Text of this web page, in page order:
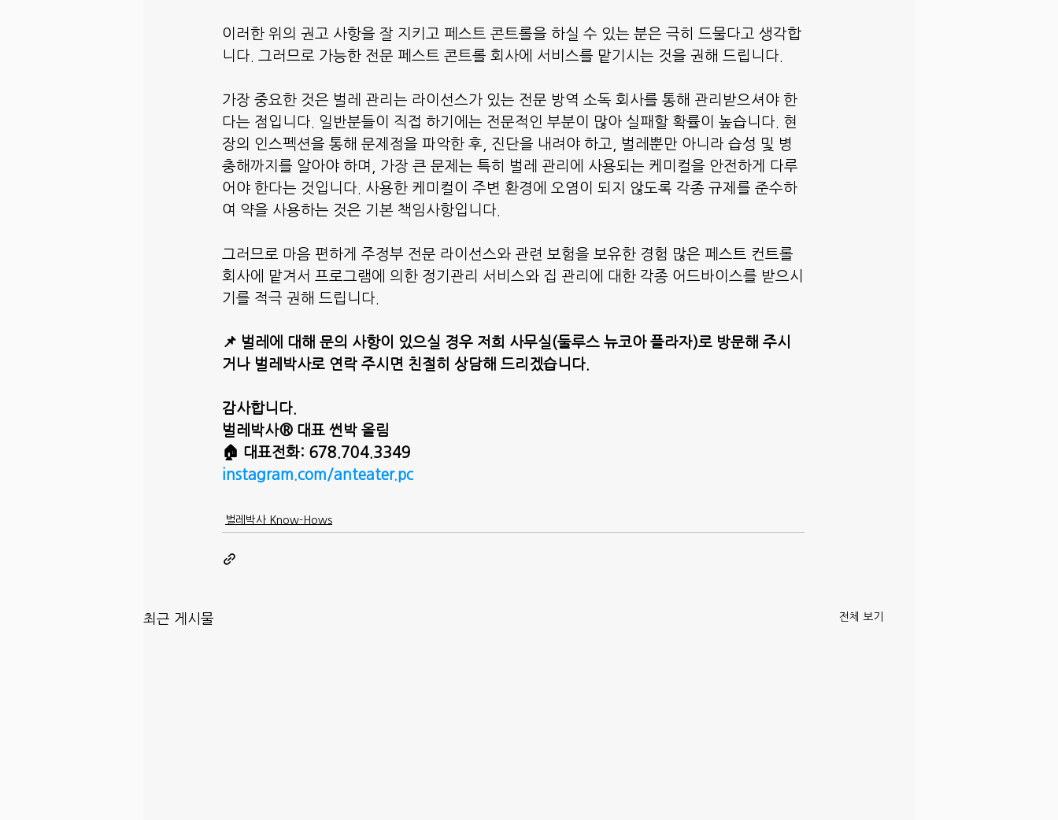
이러한 위의 권고 사항을 잘 지키고 페스트 콘트롤을 하실 수 있는 분은 극히 드물다고 생각합
니다. 그러므로 가능한 전문 페스트 콘트롤 회사에 서비스를 맡기시는 것을 권해 드립니다.
가장 중요한 것은 벌레 관리는 라이선스가 있는 전문 방역 소독 회사를 통해 관리받으셔야 한
다는 점입니다. 일반분들이 직접 하기에는 전문적인 부분이 많아 실패할 확률이 높습니다. 현
장의 인스펙션을 통해 문제점을 파악한 후, 진단을 내려야 하고, 벌레뿐만 아니라 습성 및 병
충해까지를 알아야 하며, 가장 큰 문제는 특히 벌레 관리에 사용되는 케미컬을 안전하게 다루
어야 한다는 것입니다. 사용한 케미컬이 주변 환경에 오염이 되지 않도록 각종 규제를 준수하
여 약을 사용하는 것은 기본 책임사항입니다.
그러므로 마음 편하게 주정부 전문 라이선스와 관련 보험을 보유한 경험 많은 페스트 컨트롤
회사에 맡겨서 프로그램에 의한 정기관리 서비스와 집 관리에 대한 각종 어드바이스를 받으시
기를 적극 권해 드립니다.
📌 벌레에 대해 문의 사항이 있으실 경우 저희 사무실(둘루스 뉴코아 플라자)로 방문해 주시
거나 벌레박사로 연락 주시면 친절히 상담해 드리겠습니다.
감사합니다.
벌레박사® 대표 썬박 올림
🏠 대표전화: 678.704.3349
instagram.com/anteater.pc
벌레박사 Know-Hows
최근 게시물 전체 보기